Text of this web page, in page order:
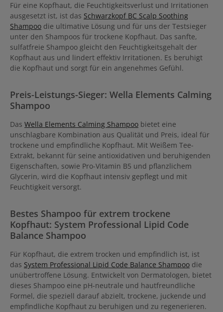
Für eine Kopfhaut, die Feuchtigkeitsverlust und Irritationen
ausgesetzt ist, ist das Schwarzkopf BC Scalp Soothing
Shampoo die ultimative Lösung und für uns der Testsieger
unter den Shampoos für trockene Kopfhaut. Das sanfte,
sulfatfreie Shampoo gleicht den Feuchtigkeitsgehalt der
Kopfhaut aus und lindert effektiv Irritationen. Es beruhigt
die Kopfhaut und sorgt für ein angenehmes Gefühl.
Preis-Leistungs-Sieger: Wella Elements Calming
Shampoo
Das Wella Elements Calming Shampoo bietet eine
unschlagbare Kombination aus Qualität und Preis, ideal für
trockene und empfindliche Kopfhaut. Mit Weißem Tee-
Extrakt, bekannt für seine antioxidativen und beruhigenden
Eigenschaften, sowie Pro-Vitamin B5 und pflanzlichem
Glycerin, wird die Kopfhaut intensiv gepflegt und mit
Feuchtigkeit versorgt.
Bestes Shampoo für extrem trockene
Kopfhaut: System Professional Lipid Code
Balance Shampoo
Für Kopfhaut, die extrem trocken und empfindlich ist, ist
das System Professional Lipid Code Balance Shampoo die
unübertroffene Lösung. Entwickelt von Dermatologen, bietet
dieses Shampoo eine pH-neutrale und hautfreundliche
Formel, die speziell darauf abzielt, trockene, juckende und
empfindliche Kopfhaut zu beruhigen und zu regenerieren.